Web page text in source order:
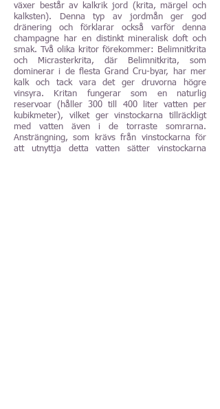
växer består av kalkrik jord (krita, märgel och
kalksten). Denna typ av jordmån ger god
dränering och förklarar också varför denna
champagne har en distinkt mineralisk doft och
smak. Två olika kritor förekommer: Belimnitkrita
och Micrasterkrita, där Belimnitkrita, som
dominerar i de flesta Grand Cru-byar, har mer
kalk och tack vara det ger druvorna högre
vinsyra. Kritan fungerar som en naturlig
reservoar (håller 300 till 400 liter vatten per
kubikmeter), vilket ger vinstockarna tillräckligt
med vatten även i de torraste somrarna.
Ansträngning, som krävs från vinstockarna för
att utnyttja detta vatten sätter vinstockarna